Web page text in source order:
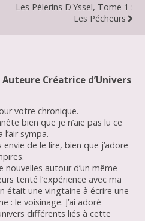
Les Pélerins D'Yssel, Tome 1 :
Les Pécheurs
Créatrice d’Univers
votre chronique.
bien que je n’aie pas lu ce
l’air sympa.
envie de le lire, bien que j’adore
nouvelles autour d’un même
tenté l’expérience avec ma
était une vingtaine à écrire une
: le voisinage. J’ai adoré
différents liés à cette